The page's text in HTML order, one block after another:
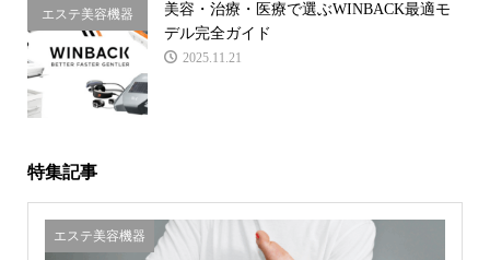
エステ美容機器
美容・治療・医療で選ぶWINBACK最適モ
デル完全ガイド
2025.11.21
特集記事
エステ美容機器